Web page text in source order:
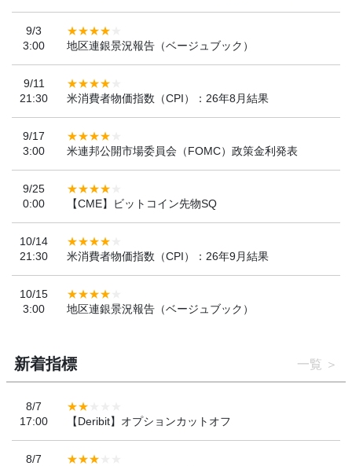
9/3
3:00
地区連銀景況報告（ベージュブック）
9/11
21:30
米消費者物価指数（CPI）：26年8月結果
9/17
3:00
米連邦公開市場委員会（FOMC）政策金利発表
9/25
0:00
【CME】ビットコイン先物SQ
10/14
21:30
米消費者物価指数（CPI）：26年9月結果
10/15
3:00
地区連銀景況報告（ベージュブック）
新着指標 一覧
8/7
17:00
【Deribit】オプションカットオフ
8/7